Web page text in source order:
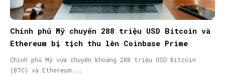
Chính phủ Mỹ chuyển 288 triệu USD Bitcoin và
Ethereum bị tịch thu lên Coinbase Prime
Chính phủ Mỹ vừa chuyển khoảng 288 triệu USD Bitcoin
(BTC) và Ethereum...